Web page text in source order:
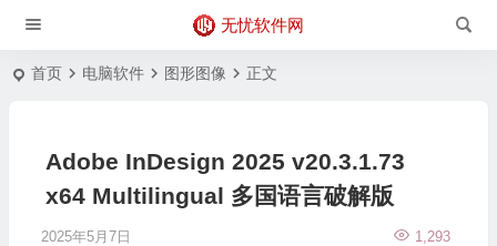
无忧软件网
首页 电脑软件 图形图像 正文
Adobe InDesign 2025 v20.3.1.73
x64 Multilingual 多国语言破解版
2025年5月7日 1,293